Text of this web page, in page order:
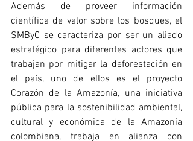
Además de proveer información
científica de valor sobre los bosques, el
SMByC se caracteriza por ser un aliado
estratégico para diferentes actores que
trabajan por mitigar la deforestación en
el país, uno de ellos es el proyecto
Corazón de la Amazonía, una iniciativa
pública para la sostenibilidad ambiental,
cultural y económica de la Amazonía
colombiana, trabaja en alianza con